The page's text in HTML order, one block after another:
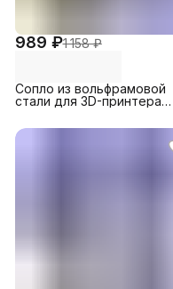
989 ₽1 158 ₽
Сопло из вольфрамовой
стали для 3D-принтера